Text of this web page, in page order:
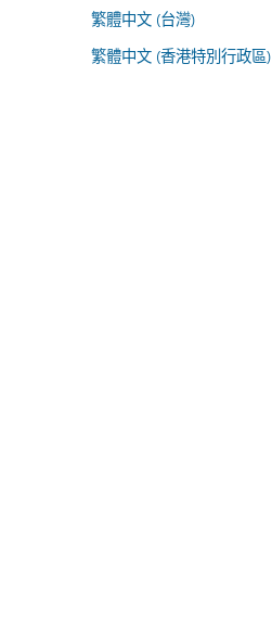
繁體中文 (台灣)
繁體中文 (香港特別行政區)